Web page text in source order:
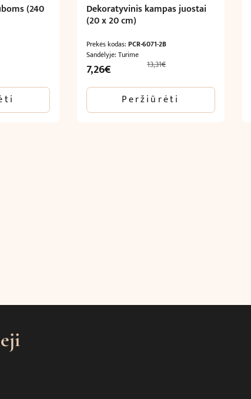
(240 Dekoratyvinis kampas juostai
(20 x 20 cm)
Prekės kodas: PCR-6071-2B
Sandėlyje: Turime
13,31€
Original
was:
13,31€.
7,26€Current
7,26€.
Peržiūrėti